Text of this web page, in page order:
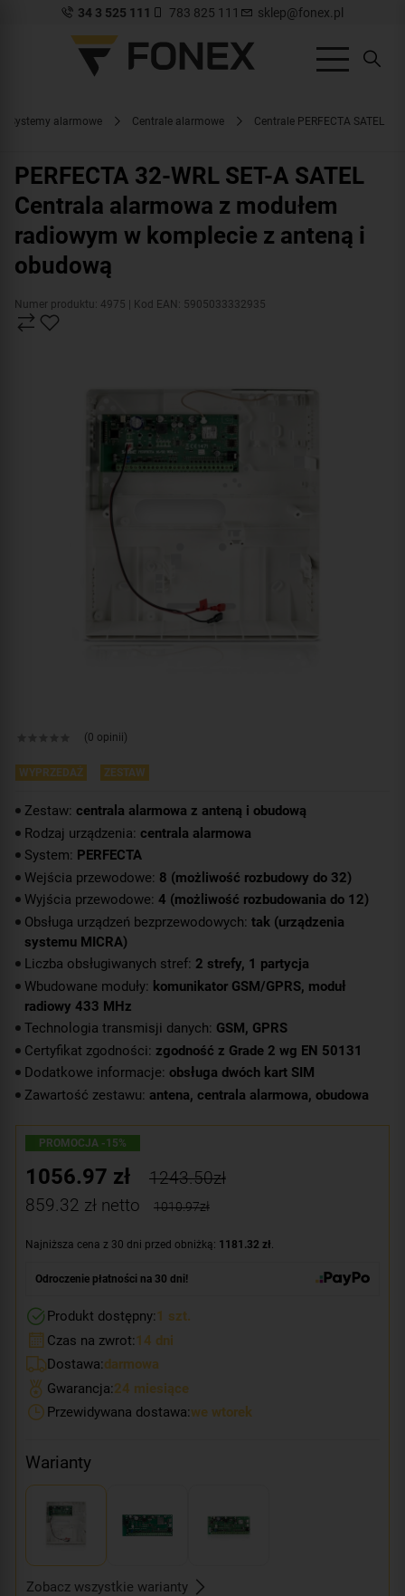
34 3 525 111 783 825 111 sklep@fonex.pl
Systemy alarmowe Centrale alarmowe Centrale PERFECTA SATEL
PERFECTA 32-WRL SET-A SATEL
Centrala alarmowa z modułem
radiowym w komplecie z anteną i
obudową
Numer produktu: 4975 | Kod EAN: 5905033332935
(0 opinii)
WYPRZEDAŻ ZESTAW
Zestaw: centrala alarmowa z anteną i obudową
Rodzaj urządzenia: centrala alarmowa
System: PERFECTA
Wejścia przewodowe: 8 (możliwość rozbudowy do 32)
Wyjścia przewodowe: 4 (możliwość rozbudowania do 12)
Obsługa urządzeń bezprzewodowych: tak (urządzenia
systemu MICRA)
Liczba obsługiwanych stref: 2 strefy, 1 partycja
Wbudowane moduły: komunikator GSM/GPRS, moduł
radiowy 433 MHz
Technologia transmisji danych: GSM, GPRS
Certyfikat zgodności: zgodność z Grade 2 wg EN 50131
Dodatkowe informacje: obsługa dwóch kart SIM
Zawartość zestawu: antena, centrala alarmowa, obudowa
PROMOCJA -15%
1056.97 zł
1243.50zł
859.32 zł netto 1010.97zł
Najniższa cena z 30 dni przed obniżką: 1181.32 zł .
Odroczenie płatności na 30 dni!
Produkt dostępny:1 szt.
Czas na zwrot:14 dni
Dostawa:darmowa
Gwarancja:24 miesiące
Przewidywana dostawa:we wtorek
Warianty
Zobacz wszystkie warianty